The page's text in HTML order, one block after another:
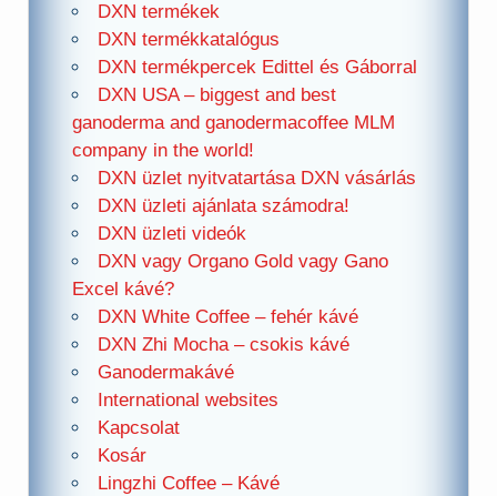
DXN termékek
DXN termékkatalógus
DXN termékpercek Edittel és Gáborral
DXN USA – biggest and best
ganoderma and ganodermacoffee MLM
company in the world!
DXN üzlet nyitvatartása DXN vásárlás
DXN üzleti ajánlata számodra!
DXN üzleti videók
DXN vagy Organo Gold vagy Gano
Excel kávé?
DXN White Coffee – fehér kávé
DXN Zhi Mocha – csokis kávé
Ganodermakávé
International websites
Kapcsolat
Kosár
Lingzhi Coffee – Kávé